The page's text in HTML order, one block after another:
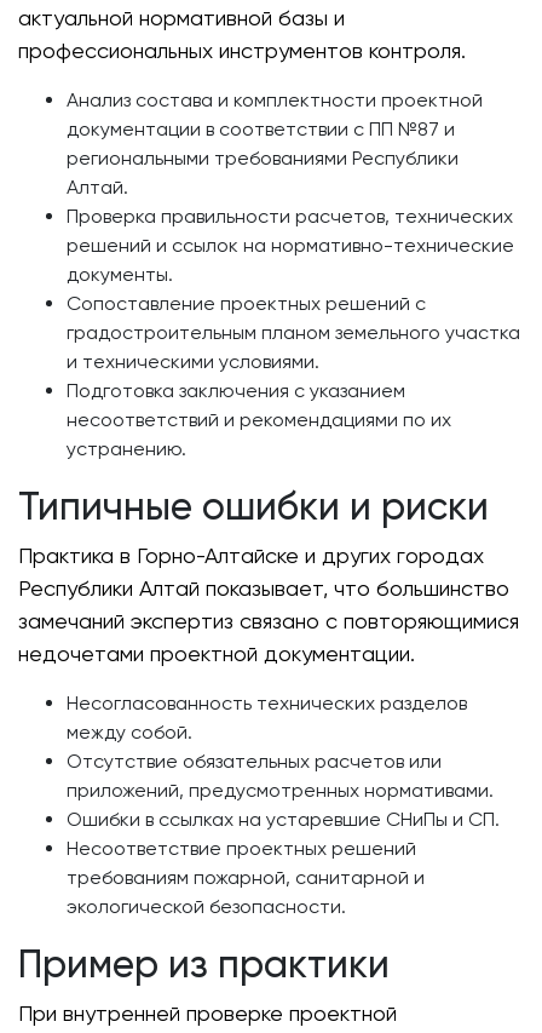
актуальной нормативной базы и
профессиональных инструментов контроля.
Анализ состава и комплектности проектной
документации в соответствии с ПП №87 и
региональными требованиями Республики
Алтай.
Проверка правильности расчетов, технических
решений и ссылок на нормативно-технические
документы.
Сопоставление проектных решений с
градостроительным планом земельного участка
и техническими условиями.
Подготовка заключения с указанием
несоответствий и рекомендациями по их
устранению.
Типичные ошибки и риски
Практика в Горно-Алтайске и других городах
Республики Алтай показывает, что большинство
замечаний экспертиз связано с повторяющимися
недочетами проектной документации.
Несогласованность технических разделов
между собой.
Отсутствие обязательных расчетов или
приложений, предусмотренных нормативами.
Ошибки в ссылках на устаревшие СНиПы и СП.
Несоответствие проектных решений
требованиям пожарной, санитарной и
экологической безопасности.
Пример из практики
При внутренней проверке проектной